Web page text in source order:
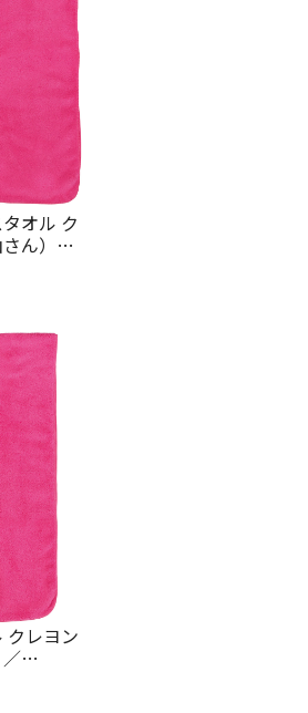
オル ク
ん）／
クレヨン